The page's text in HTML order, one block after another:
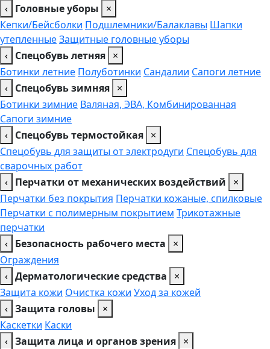
‹ Головные уборы
×
Кепки/Бейсболки Подшлемники/Балаклавы Шапки
утепленныеЗащитные головные уборы
‹ Спецобувь летняя ×
Ботинки летние Полуботинки Сандалии Сапоги летние
‹ Спецобувь зимняя ×
Ботинки зимние Валяная, ЭВА, Комбинированная
Сапоги зимние
‹ Спецобувь термостойкая ×
Спецобувь для защиты от электродуги Спецобувь для
сварочных работ
‹ Перчатки от механических воздействий
×
Перчатки без покрытия Перчатки кожаные, спилковые
Перчатки с полимерным покрытием Трикотажные
перчатки
‹ Безопасность рабочего места
×
Ограждения
‹ Дерматологические средства
×
Защита кожи Очистка кожи Уход за кожей
‹ Защита головы
×
Каскетки Каски
‹ Защита лица и органов зрения ×